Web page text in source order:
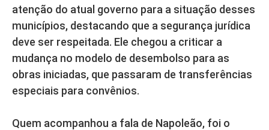
atenção do atual governo para a situação desses
municípios, destacando que a segurança jurídica
deve ser respeitada. Ele chegou a criticar a
mudança no modelo de desembolso para as
obras iniciadas, que passaram de transferências
especiais para convênios.
Quem acompanhou a fala de Napoleão, foi o